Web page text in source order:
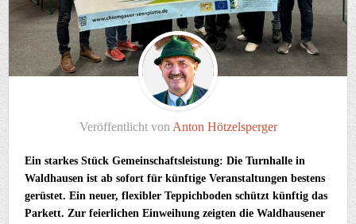
Veröffentlicht von Anton Hötzelsperger
Ein starkes Stück Gemeinschaftsleistung: Die Turnhalle in
Waldhausen ist ab sofort für künftige Veranstaltungen bestens
gerüstet. Ein neuer, flexibler Teppichboden schützt künftig das
Parkett. Zur feierlichen Einweihung zeigten die Waldhausener